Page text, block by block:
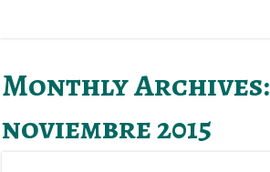
Monthly Archives:
noviembre 2015